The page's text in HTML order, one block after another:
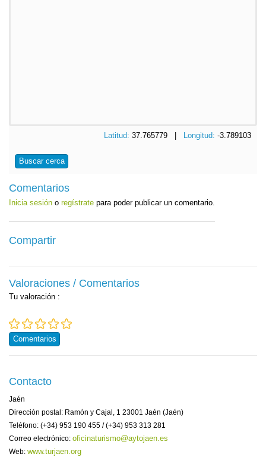
Latitud: 37.765779 | Longitud: -3.789103
Buscar cerca
Comentarios
Inicia sesión o regístrate para poder publicar un comentario.
Compartir
Valoraciones / Comentarios
Tu valoración :
Comentarios
Contacto
Jaén
Dirección postal: Ramón y Cajal, 1 23001 Jaén (Jaén)
Teléfono: (+34) 953 190 455 / (+34) 953 313 281
Correo electrónico: oficinaturismo@aytojaen.es
Web: www.turjaen.org